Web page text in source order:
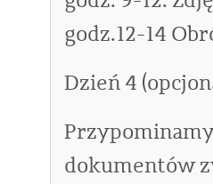
godz.12-14
Dzień 4
dokumentów